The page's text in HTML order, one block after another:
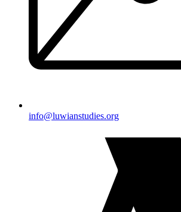
gro.seidutsnaiwul
@ofni